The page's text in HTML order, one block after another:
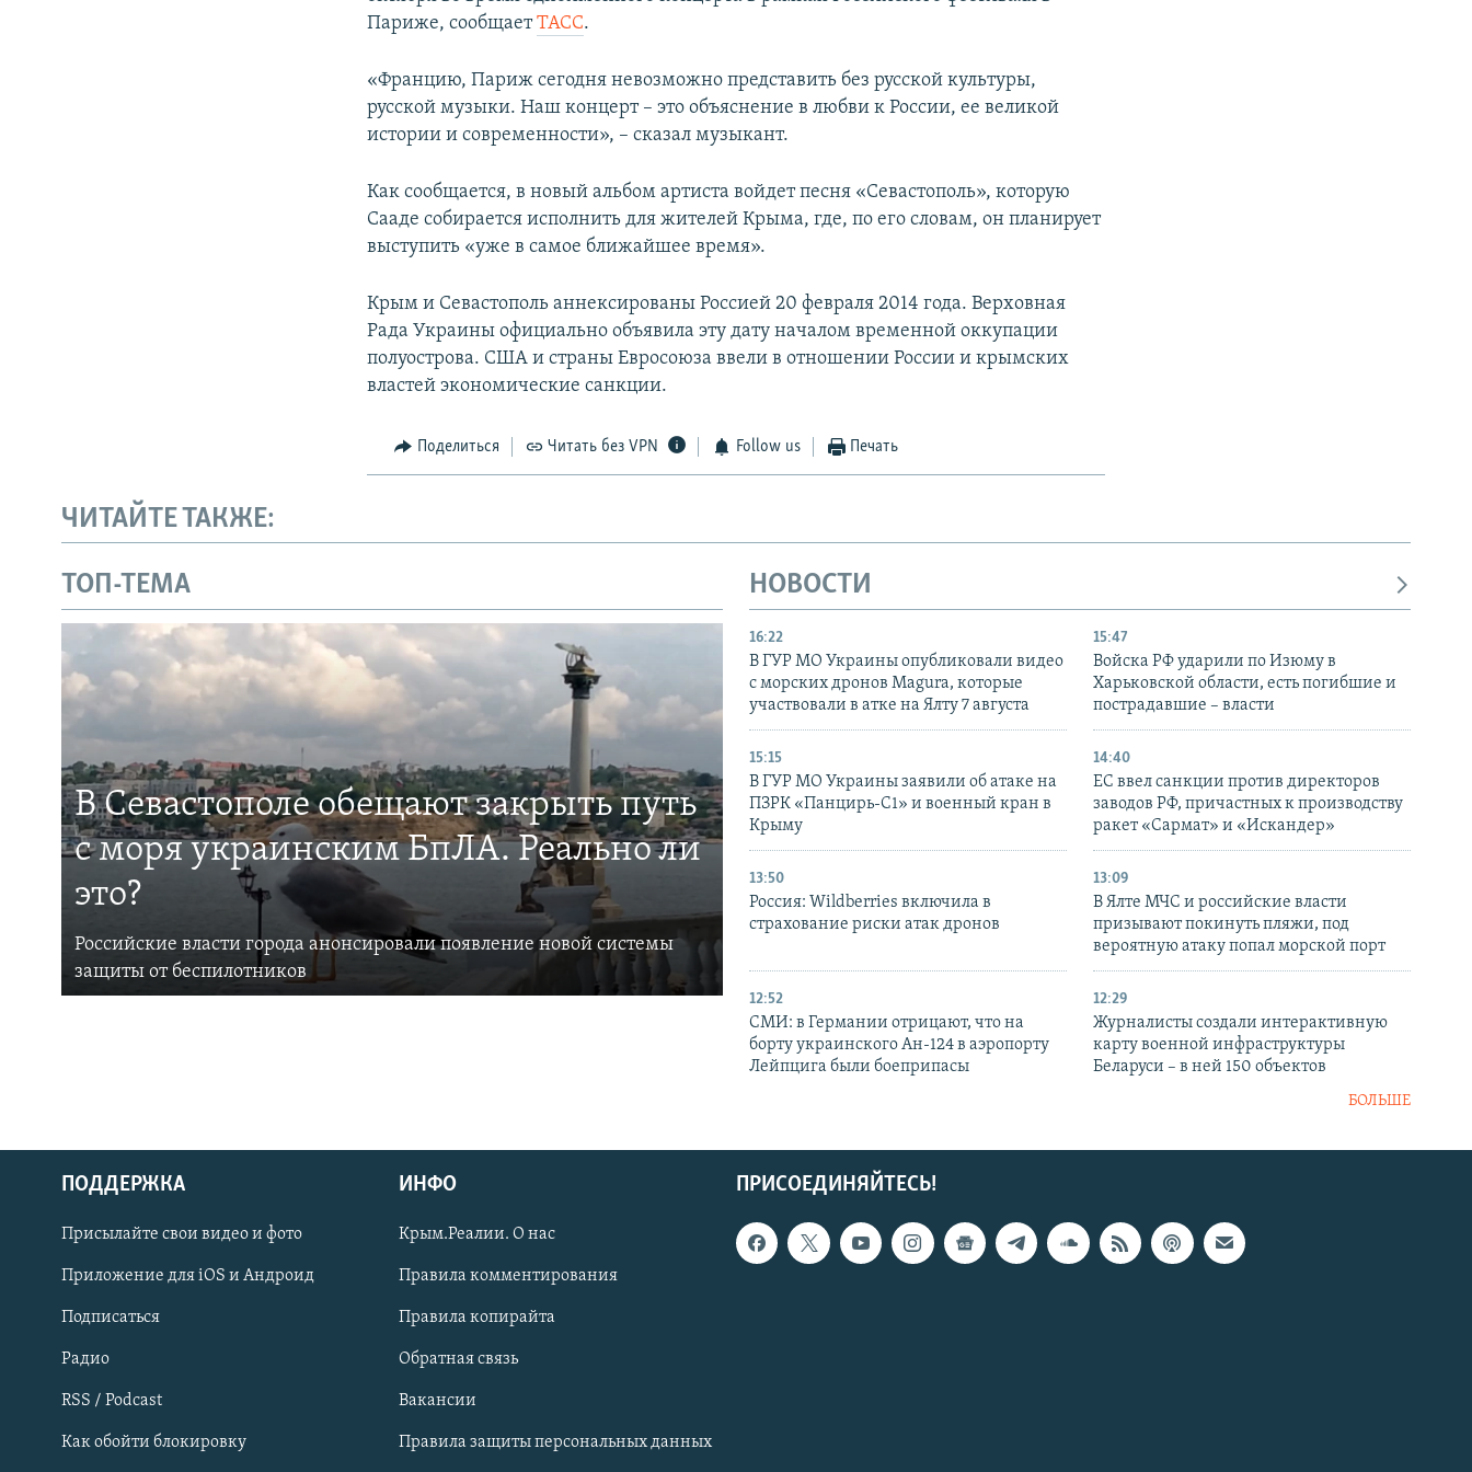
Українською
Qırımtatar
ПРИСОЕДИНЯЙТЕСЬ!
Париже, сообщаетТАСС.
«Францию, Париж сегодня невозможно представить без русской культуры,
русской музыки. Наш концерт – это объяснение в любви к России, ее великой
истории и современности», – сказал музыкант.
Как сообщается, в новый альбом артиста войдет песня «Севастополь», которую
Сааде собирается исполнить для жителей Крыма, где, по его словам, он планирует
выступить «уже в самое ближайшее время».
Крым и Севастополь аннексированы Россией 20 февраля 2014 года. Верховная
Рада Украины официально объявила эту дату началом временной оккупации
полуострова. США и страны Евросоюза ввели в отношении России и крымских
властей экономические санкции.
Поделиться Читать без VPN Follow us Печать
ЧИТАЙТЕ ТАКЖЕ:
ТОП-ТЕМА
В Севастополе обещают закрыть путь
с моря украинским БпЛА. Реально ли
это?
Российские власти города анонсировали появление новой системы
защиты от беспилотников
НОВОСТИ
16:22
В ГУР МО Украины опубликовали видео
с морских дронов Magura, которые
участвовали в атке на Ялту 7 августа
15:47
Войска РФ ударили по Изюму в
Харьковской области, есть погибшие и
пострадавшие – власти
15:15
В ГУР МО Украины заявили об атаке на
ПЗРК «Панцирь-С1» и военный кран в
Крыму
14:40
ЕС ввел санкции против директоров
заводов РФ, причастных к производству
ракет «Сармат» и «Искандер»
13:50
Россия: Wildberries включила в
страхование риски атак дронов
13:09
В Ялте МЧС и российские власти
призывают покинуть пляжи, под
вероятную атаку попал морской порт
12:52
СМИ: в Германии отрицают, что на
борту украинского Ан-124 в аэропорту
Лейпцига были боеприпасы
12:29
Журналисты создали интерактивную
карту военной инфраструктуры
Беларуси – в ней 150 объектов
БОЛЬШЕ
ПРИСОЕДИНЯЙТЕСЬ!
ПОДДЕРЖКА
Присылайте свои видео и фото
Приложение для iOS и Андроид
Подписаться
Радио
RSS / Podcast
Как обойти блокировку
ИНФО
Крым.Реалии. О нас
Правила комментирования
Правила копирайта
Обратная связь
Вакансии
Правила защиты персональных данных